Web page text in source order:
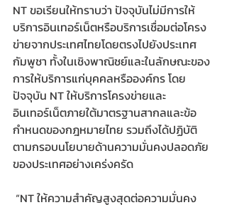
NT ขอเรียนให้ทราบว่า ปัจจุบันไม่มีการให้
บริการอินเทอร์เน็ตหรือบริการเชื่อมต่อโครง
ข่ายจากประเทศไทยโดยตรงไปยังประเทศ
กัมพูชา ทั้งในเชิงพาณิชย์และในลักษณะของ
การให้บริการแก่บุคคลหรือองค์กร โดย
ปัจจุบัน NT ให้บริการโครงข่ายและ
อินเทอร์เน็ตภายใต้มาตรฐานสากลและข้อ
กำหนดของกฎหมายไทย รวมถึงได้ปฏิบัติ
ตามกรอบนโยบายด้านความมั่นคงปลอดภัย
ของประเทศอย่างเคร่งครัด